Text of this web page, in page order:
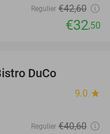
Regulier €42,60
€32,50
DuCo
9.0 star
Regulier €40,60